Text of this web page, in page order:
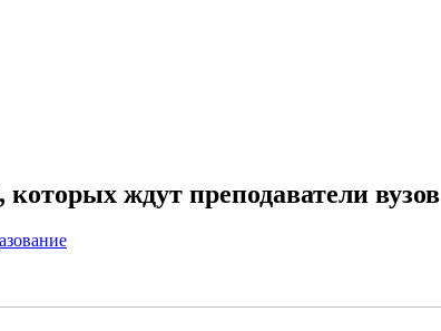
ждут преподаватели вузов